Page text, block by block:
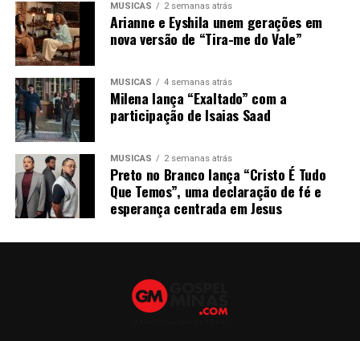
MÚSICAS 2 semanas atrás
Arianne e Eyshila unem gerações em
nova versão de “Tira-me do Vale”
MÚSICAS 4 semanas atrás
Milena lança “Exaltado” com a
participação de Isaias Saad
MÚSICAS 2 semanas atrás
Preto no Branco lança “Cristo É Tudo
Que Temos”, uma declaração de fé e
esperança centrada em Jesus